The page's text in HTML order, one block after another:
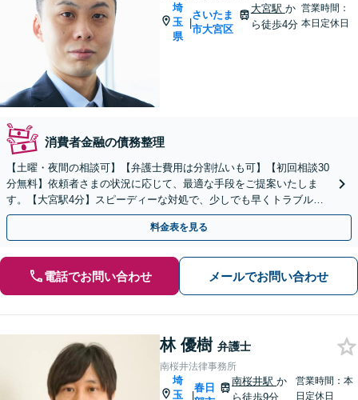
埼
玉
県
|
さいたま
市大宮区
大宮駅 か
ら徒歩4分
営業時間：
本日定休日
消費者金融の債務整理
【土曜・夜間の相談可】【弁護士費用は分割払いも可】【初回相談30
分無料】依頼者さまの状況に応じて、最適な手段をご提案いたしま
す。【大宮駅4分】スピーディーな対処で、少しでも早くトラブルを
解決します！
料金表を見る
電話でお問い合わせ メールでお問い合わせ
林 優樹 弁護士
南桜井法律事務所
埼
玉
|
春日
南桜井駅か
ら徒歩9分
営業時間：本
日定休日